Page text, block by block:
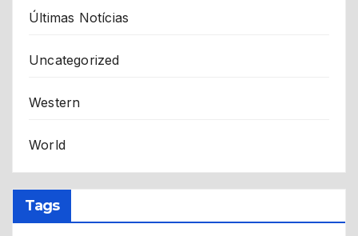
Últimas Notícias
Uncategorized
Western
World
Tags